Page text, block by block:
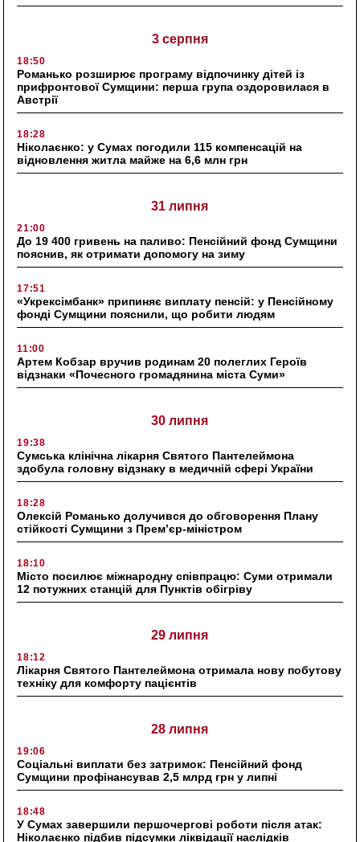
3 серпня
18:50
Романько розширює програму відпочинку дітей із
прифронтової Сумщини: перша група оздоровилася в
Австрії
18:28
Ніколаєнко: у Сумах погодили 115 компенсацій на
відновлення житла майже на 6,6 млн грн
31 липня
21:00
До 19 400 гривень на паливо: Пенсійний фонд Сумщини
пояснив, як отримати допомогу на зиму
17:51
«Укрексімбанк» припиняє виплату пенсій: у Пенсійному
фонді Сумщини пояснили, що робити людям
11:00
Артем Кобзар вручив родинам 20 полеглих Героїв
відзнаки «Почесного громадянина міста Суми»
30 липня
19:38
Сумська клінічна лікарня Святого Пантелеймона
здобула головну відзнаку в медичній сфері України
18:28
Олексій Романько долучився до обговорення Плану
стійкості Сумщини з Прем’єр-міністром
18:10
Місто посилює міжнародну співпрацю: Суми отримали
12 потужних станцій для Пунктів обігріву
29 липня
18:12
Лікарня Святого Пантелеймона отримала нову побутову
техніку для комфорту пацієнтів
28 липня
19:06
Соціальні виплати без затримок: Пенсійний фонд
Сумщини профінансував 2,5 млрд грн у липні
18:48
У Сумах завершили першочергові роботи після атак:
Ніколаєнко підбив підсумки ліквідації наслідків